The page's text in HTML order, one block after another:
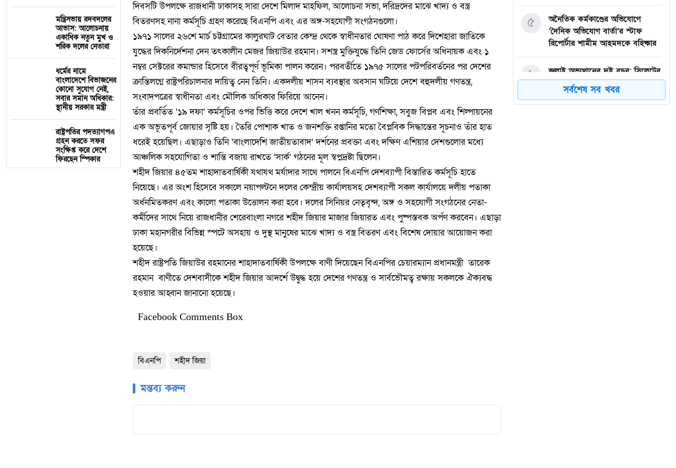
মন্ত্রিসভায় রদবদলের
আভাস: আলোচনায়
একাধিক নতুন মুখ ও
শরিক দলের নেতারা
ধর্মের নামে
বাংলাদেশে বিভাজনের
কোনো সুযোগ নেই,
সবার সমান অধিকার:
স্থানীয় সরকার মন্ত্রী
রাষ্ট্রপতির পদত্যাগপএ
গ্রহন করতে সফর
সংক্ষিপ্ত করে দেশে
ফিরছেন স্পিকার
​দিবসটি উপলক্ষে রাজধানী ঢাকাসহ সারা দেশে মিলাদ মাহফিল, আলোচনা সভা, দরিদ্রদের মাঝে খাদ্য ও বস্ত্র
বিতরণসহ নানা কর্মসূচি গ্রহণ করেছে বিএনপি এবং এর অঙ্গ-সহযোগী সংগঠনগুলো।
​১৯৭১ সালের ২৬শে মার্চ চট্টগ্রামের কালুরঘাট বেতার কেন্দ্র থেকে স্বাধীনতার ঘোষণা পাঠ করে দিশেহারা জাতিকে
যুদ্ধের দিকনির্দেশনা দেন তৎকালীন মেজর জিয়াউর রহমান। সশস্ত্র মুক্তিযুদ্ধে তিনি জেড ফোর্সের অধিনায়ক এবং ১
নম্বর সেক্টরের কমান্ডার হিসেবে বীরত্বপূর্ণ ভূমিকা পালন করেন। পরবর্তীতে ১৯৭৫ সালের পটপরিবর্তনের পর দেশের
ক্রান্তিলগ্নে রাষ্ট্রপরিচালনার দায়িত্ব নেন তিনি। একদলীয় শাসন ব্যবস্থার অবসান ঘটিয়ে দেশে বহুদলীয় গণতন্ত্র,
সংবাদপত্রের স্বাধীনতা এবং মৌলিক অধিকার ফিরিয়ে আনেন।
​তাঁর প্রবর্তিত ‘১৯ দফা’ কর্মসূচির ওপর ভিত্তি করে দেশে খাল খনন কর্মসূচি, গণশিক্ষা, সবুজ বিপ্লব এবং শিল্পায়নের
এক অভূতপূর্ব জোয়ার সৃষ্টি হয়। তৈরি পোশাক খাত ও জনশক্তি রপ্তানির মতো বৈপ্লবিক সিদ্ধান্তের সূচনাও তাঁর হাত
ধরেই হয়েছিল। এছাড়াও তিনি ‘বাংলাদেশি জাতীয়তাবাদ’ দর্শনের প্রবক্তা এবং দক্ষিণ এশিয়ার দেশগুলোর মধ্যে
আঞ্চলিক সহযোগিতা ও শান্তি বজায় রাখতে ‘সার্ক’ গঠনের মূল স্বপ্নদ্রষ্টা ছিলেন।
​শহীদ জিয়ার ৪৫তম শাহাদাতবার্ষিকী যথাযথ মর্যাদার সাথে পালনে বিএনপি দেশব্যাপী বিস্তারিত কর্মসূচি হাতে
নিয়েছে। এর অংশ হিসেবে সকালে নয়াপল্টনে দলের কেন্দ্রীয় কার্যালয়সহ দেশব্যাপী সকল কার্যালয়ে দলীয় পতাকা
অর্ধনমিতকরণ এবং কালো পতাকা উত্তোলন করা হবে। দলের সিনিয়র নেতৃবৃন্দ, অঙ্গ ও সহযোগী সংগঠনের নেতা-
কর্মীদের সাথে নিয়ে রাজধানীর শেরেবাংলা নগরে শহীদ জিয়ার মাজার জিয়ারত এবং পুষ্পস্তবক অর্পণ করবেন। এছাড়া
ঢাকা মহানগরীর বিভিন্ন স্পটে অসহায় ও দুস্থ মানুষের মাঝে খাদ্য ও বস্ত্র বিতরণ এবং বিশেষ দোয়ার আয়োজন করা
হয়েছে।
​শহীদ রাষ্ট্রপতি জিয়াউর রহমানের শাহাদাতবার্ষিকী উপলক্ষে বাণী দিয়েছেন বিএনপির চেয়ারম্যান প্রধানমন্ত্রী তারেক
রহমান বাণীতে দেশবাসীকে শহীদ জিয়ার আদর্শে উদ্বুদ্ধ হয়ে দেশের গণতন্ত্র ও সার্বভৌমত্ব রক্ষায় সকলকে ঐক্যবদ্ধ
হওয়ার আহ্বান জানানো হয়েছে।
Facebook Comments Box
বিএনপি শহীদ জিয়া
মন্তব্য করুন
অনৈতিক কর্মকাণ্ডের অভিযোগে
‘দৈনিক অভিযোগ বার্তা’র স্টাফ
রিপোর্টার শামীম আহমদকে বহিষ্কার
৫
জুলাই অভ্যুত্থানের দুই বছর: সিলেটের
সাবেক মন্ত্রী-এমপিরা কে কোথায়? ​
৬
সর্বশেষ সব খবর